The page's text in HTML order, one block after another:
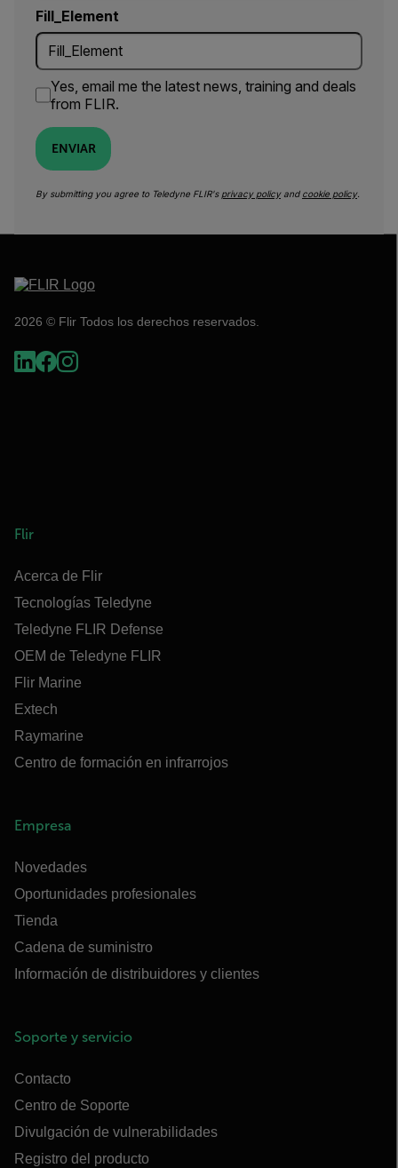
Fill_Element
Yes, email me the latest news, training and deals
from FLIR.
ENVIAR
By submitting you agree to Teledyne FLIR's privacy policyand cookie policy.
2026 © Flir Todos los derechos reservados.
Flir
Acerca de Flir
Tecnologías Teledyne
Teledyne FLIR Defense
OEM de Teledyne FLIR
Flir Marine
Extech
Raymarine
Centro de formación en infrarrojos
Empresa
Novedades
Oportunidades profesionales
Tienda
Cadena de suministro
Información de distribuidores y clientes
Soporte y servicio
Contacto
Centro de Soporte
Divulgación de vulnerabilidades
Registro del producto